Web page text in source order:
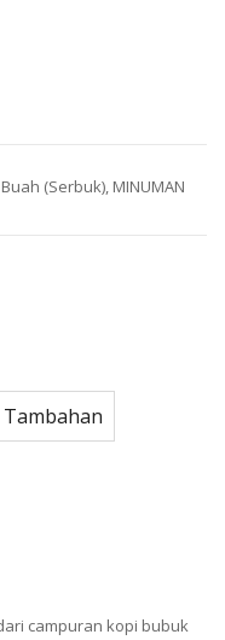
(Serbuk), MINUMAN
campuran kopi bubuk